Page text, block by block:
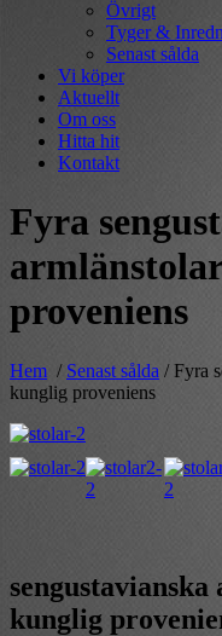
Övrigt
Tyger &
Senast sålda
Vi köper
Aktuellt
Om oss
Hitta hit
Kontakt
Fyra
proveniens
Hem / Senast sålda / Fyra
kunglig proveniens
kunglig